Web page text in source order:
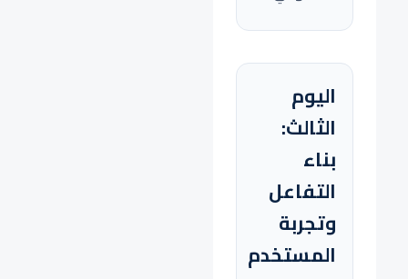
اليوم
الثالث:
بناء
التفاعل
وتجربة
المستخدم